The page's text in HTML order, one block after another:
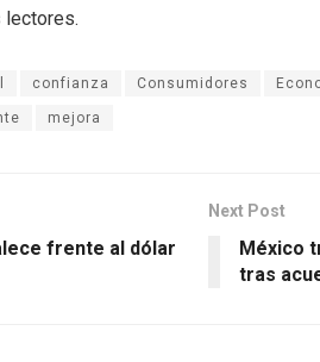
lectores.
confianza Consumidores
mejora
frente al dólar
Next Post
México
tras